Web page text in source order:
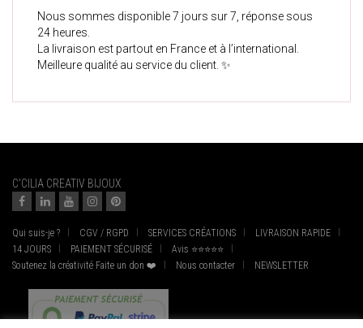
Nous sommes disponible 7 jours sur 7, réponse sous
24 heures.
La livraison est partout en France et à l’international.
Meilleure qualité au service du client. ✨
C'CILIA CREATIV BIJOUX
Qui suis-je ? CGV / RGPD SERVICES CRÉATIONS
LIVRAISON RAPIDE
14 JOURS
PAIEMENT SÉCURISÉ
Avis ⭐⭐⭐⭐⭐
Soutenez la créativité Faite un don ❤️
Nous contacter NEWSLETTER